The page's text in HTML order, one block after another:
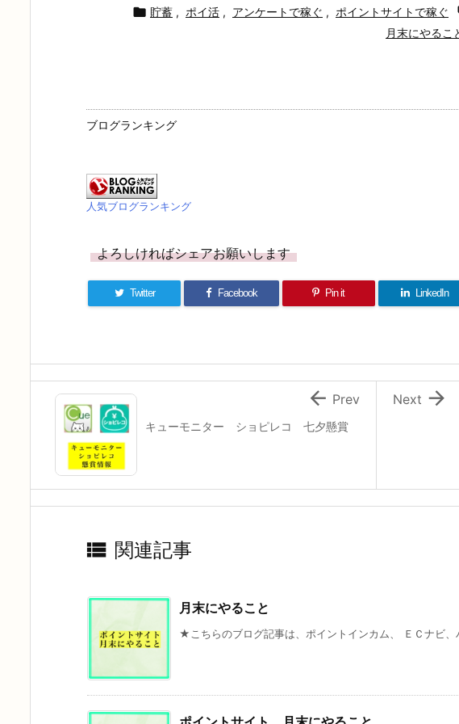
 貯蓄 , ポイ活 , アンケートで稼ぐ , ポイントサイトで稼ぐ
月末にやるこ
ブログランキング
人気ブログランキング
よろしければシェアお願いします
Twitter Facebook Pin it LinkedIn

Next
キューモニター ショピレコ 七夕懸賞
 Prev
 関連記事
月末にやること
★こちらのブログ記事は、ポイントインカム、 ＥＣナビ